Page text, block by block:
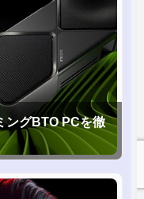
ングBTO PCを徹